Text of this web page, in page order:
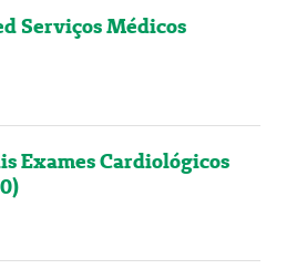
Serviços Médicos
Exames Cardiológicos